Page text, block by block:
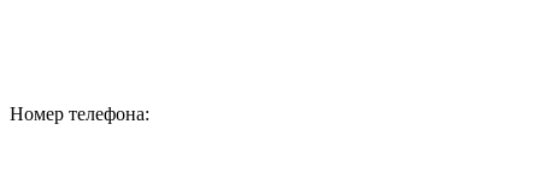
Номер телефона: